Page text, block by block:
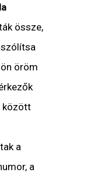
össze,
öröm
között
a
a